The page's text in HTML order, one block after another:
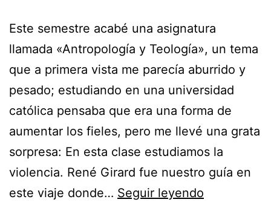
Este semestre acabé una asignatura
llamada «Antropología y Teología», un tema
que a primera vista me parecía aburrido y
pesado; estudiando en una universidad
católica pensaba que era una forma de
aumentar los fieles, pero me llevé una grata
sorpresa: En esta clase estudiamos la
violencia. René Girard fue nuestro guía en
este viaje donde… Seguir leyendo